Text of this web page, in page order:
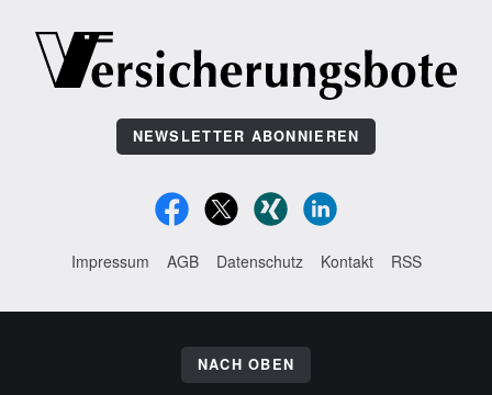
NEWSLETTER ABONNIEREN
Impressum AGB Datenschutz Kontakt RSS
NACH OBEN